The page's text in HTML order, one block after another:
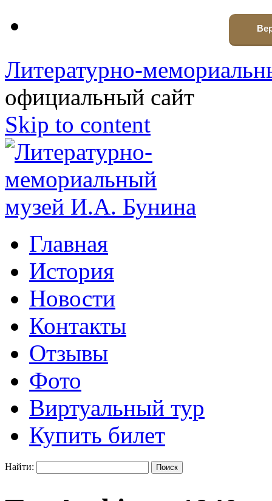
Литературно-
официальный сайт
Skip to content
Главная
История
Новости
Контакты
Отзывы
Фото
Виртуальный тур
Купить билет
Найти: